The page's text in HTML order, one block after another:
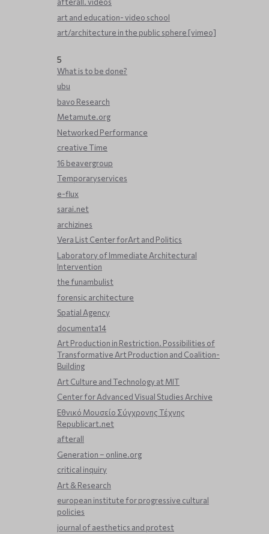
art and education- video school
art/architecture in the public sphere [vimeo]
5
What is to be done?
ubu
bavo Research
Metamute.org
Networked Performance
creative Time
16 beavergroup
Temporaryservices
e-flux
sarai.net
archizines
Vera List Center forArt and Politics
Laboratory of Immediate Architectural
Intervention
the funambulist
forensic architecture
Spatial Agency
documenta14
Art Production in Restriction. Possibilities of
Transformative Art Production and Coalition-
Building
Art Culture and Technology at MIT
Center for Advanced Visual Studies Archive
Εθνικό Μουσείο Σύγχρονης Τέχνης
Republicart.net
afterall
Generation – online.org
critical inquiry
Art & Research
european institute for progressive cultural
policies
journal of aesthetics and protest